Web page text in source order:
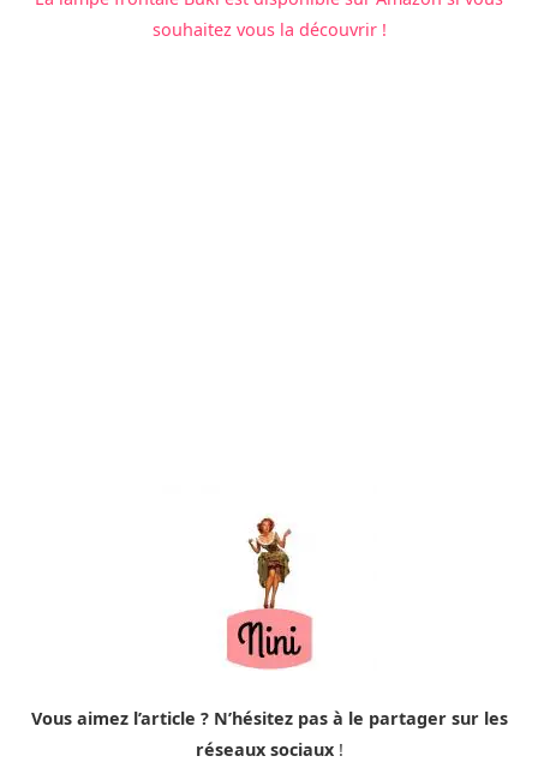
souhaitez vous la découvrir !
Vous aimez l’article ? N’hésitez pas à le partager sur les
réseaux sociaux!